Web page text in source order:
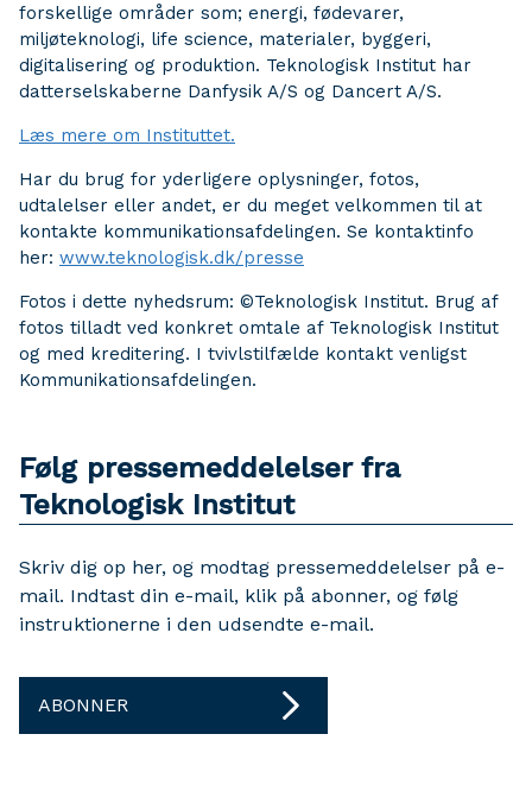
forskellige områder som; energi, fødevarer,
miljøteknologi, life science, materialer, byggeri,
digitalisering og produktion. Teknologisk Institut har
datterselskaberne Danfysik A/S og Dancert A/S.
Læs mere om Instituttet.
Har du brug for yderligere oplysninger, fotos,
udtalelser eller andet, er du meget velkommen til at
kontakte kommunikationsafdelingen. Se kontaktinfo
her: www.teknologisk.dk/presse
Fotos i dette nyhedsrum: ©Teknologisk Institut. Brug af
fotos tilladt ved konkret omtale af Teknologisk Institut
og med kreditering. I tvivlstilfælde kontakt venligst
Kommunikationsafdelingen.
Følg pressemeddelelser fra
Teknologisk Institut
Skriv dig op her, og modtag pressemeddelelser på e-
mail. Indtast din e-mail, klik på abonner, og følg
instruktionerne i den udsendte e-mail.
ABONNER